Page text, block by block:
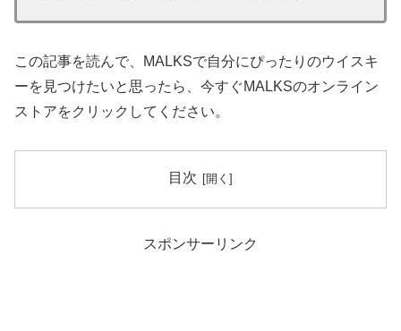
この記事を読んで、MALKSで自分にぴったりのウイスキ
ーを見つけたいと思ったら、今すぐMALKSのオンライン
ストアをクリックしてください。
目次
スポンサーリンク